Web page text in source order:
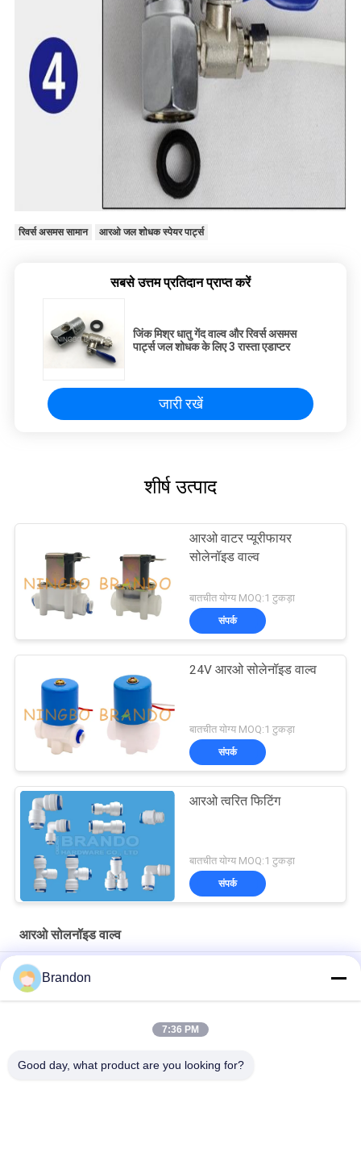
रिवर्स असमस सामान आरओ जल शोधक स्पेयर पार्ट्स
सबसे उत्तम प्रतिदान प्राप्त करें
जिंक मिश्र धातु गेंद वाल्व और रिवर्स असमस
पार्ट्स जल शोधक के लिए 3 रास्ता एडाप्टर
जारी रखें
शीर्ष उत्पाद
आरओ वाटर प्यूरीफायर
सोलेनॉइड वाल्व
बातचीत योग्य MOQ:1 टुकड़ा
संपर्क
24V आरओ सोलेनॉइड वाल्व
बातचीत योग्य MOQ:1 टुकड़ा
संपर्क
आरओ त्वरित फिटिंग
बातचीत योग्य MOQ:1 टुकड़ा
संपर्क
आरओ सोलनॉइड वाल्व
आरओ वाटर प्यूरीफायर वाल्व के लिए 12 वी सामान्य रूप से बंद इलेक्ट्रोमैग्नेटिक कॉइल
EVI 3P/16 AMISCO टाइप हाइड्रोलिक सोलेनॉइड कॉइल 220VAC 110VAC
Brandon
7:36 PM
Good day, what product are you looking for?